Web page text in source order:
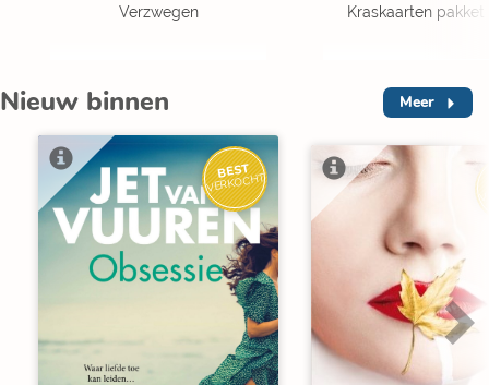
Verzwegen Kraskaarten pakket
Nieuw binnen Meer
BEST
VERKOCHT